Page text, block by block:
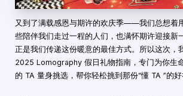
又到了满载感恩与期许的欢庆季——我们总想着
些陪伴我们走过一程的人们，也满怀期许迎接新
正是我们传递这份暖意的最佳方式。所以这次，
2025 Lomography 假日礼物指南，专门为你生
的 TA 量身挑选，帮你轻松挑到那份“懂 TA ”的好